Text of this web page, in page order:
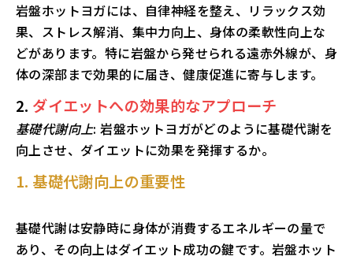
岩盤ホットヨガには、自律神経を整え、リラックス効
果、ストレス解消、集中力向上、身体の柔軟性向上な
どがあります。特に岩盤から発せられる遠赤外線が、身
体の深部まで効果的に届き、健康促進に寄与します。
2. ダイエットへの効果的なアプローチ
基礎代謝向上: 岩盤ホットヨガがどのように基礎代謝を
向上させ、ダイエットに効果を発揮するか。
1. 基礎代謝向上の重要性
基礎代謝は安静時に身体が消費するエネルギーの量で
あり、その向上はダイエット成功の鍵です。岩盤ホット